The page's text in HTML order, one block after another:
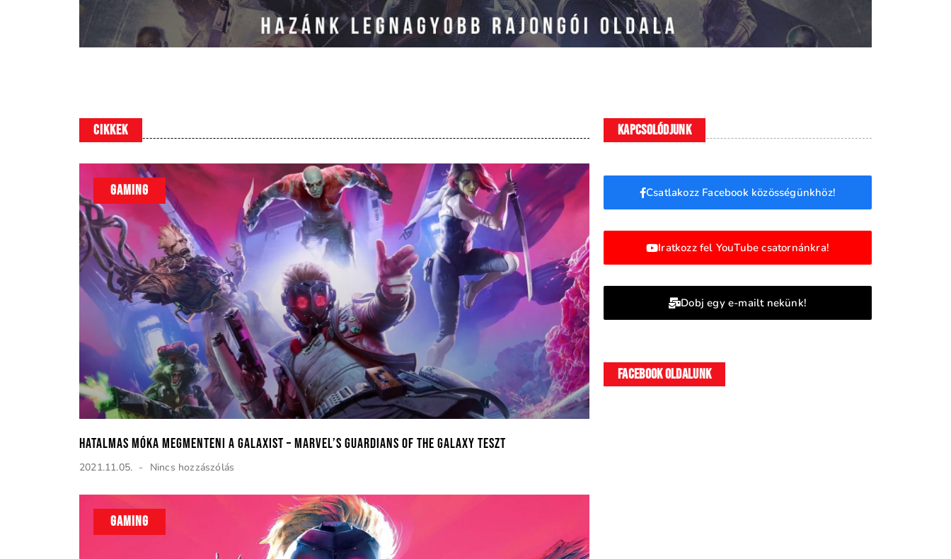
Cikkek
GAMING
Hatalmas móka megmenteni a galaxist – Marvel’s Guardians of the Galaxy teszt
2021.11.05. Nincs hozzászólás
GAMING
Kapcsolódjunk
Csatlakozz Facebook közösségünkhöz!
Iratkozz fel YouTube csatornánkra!
Dobj egy e-mailt nekünk!
Facebook oldalunk